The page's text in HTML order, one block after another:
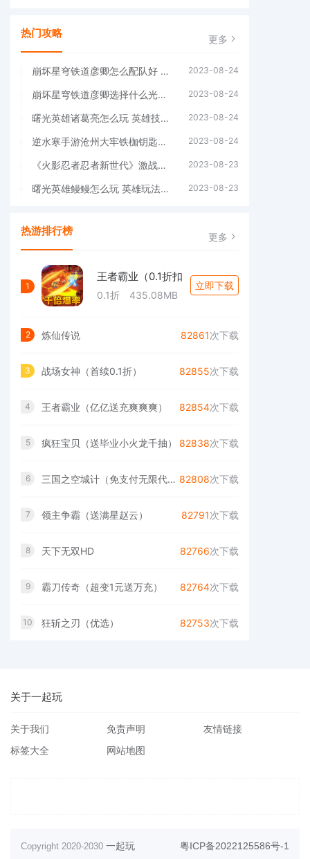
热门攻略 更多
崩坏星穹铁道彦卿怎么配队好 阵容搭配攻略(崩坏星穹铁道彦卿培养攻略) 2023-08-24
崩坏星穹铁道彦卿选择什么光锥好 最佳光锥推荐(崩坏星穹铁道彦卿光锥) 2023-08-24
曙光英雄诸葛亮怎么玩 英雄技能搭配(曙光英雄诸葛亮怎么玩) 2023-08-24
逆水寒手游沧州大牢铁枷钥匙在哪 具体位置分享(逆水寒手游沧州大牢铁枷钥匙) 2023-08-24
《火影忍者忍者新世代》激战九尾玩法介绍&阵容推荐(火影忍者忍者新世代新区开服2023) 2023-08-23
曙光英雄鳗鳗怎么玩 英雄玩法介绍(曙光英雄免费领取5000龙晶) 2023-08-23
热游排行榜 更多
1
王者霸业（0.1折扣
0.1折 435.08MB
立即下载
2 炼仙传说 82861次下载
3 战场女神（首续0.1折） 82855次下载
4 王者霸业（亿亿送充爽爽爽） 82854次下载
5 疯狂宝贝（送毕业小火龙千抽） 82838次下载
6 三国之空城计（免支付无限代充） 82808次下载
7 领主争霸（送满星赵云） 82791次下载
8 天下无双HD 82766次下载
9 霸刀传奇（超变1元送万充） 82764次下载
10 狂斩之刃（优选） 82753次下载
关于一起玩
关于我们 免责声明
友情链接
标签大全
网站地图
Copyright 2020-2030 一起玩 粤ICP备2022125586号-1